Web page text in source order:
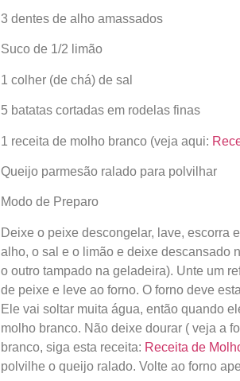
3 dentes de alho amassados
Suco de 1/2 limão
1 colher (de chá) de sal
5 batatas cortadas em rodelas finas
1 receita de molho branco (veja aqui:
Queijo parmesão ralado para polvilhar
Modo de Preparo
Deixe o peixe descongelar, lave, escorra
alho, o sal e o limão e deixe descansado
o outro tampado na geladeira). Unte um
de peixe e leve ao forno. O forno deve
Ele vai soltar muita água, então quando
molho branco. Não deixe dourar ( veja a
branco, siga esta receita: Receita de
polvilhe o queijo ralado. Volte ao forno